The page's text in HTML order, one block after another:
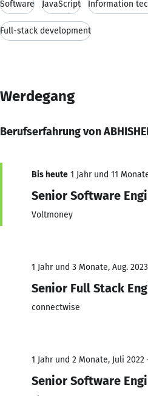
Software JavaScript Information
Full-stack development
Werdegang
Berufserfahrung von
Bis heute 1 Jahr und 11
Senior Software
Voltmoney
1 Jahr und 3 Monate, Aug.
Senior Full Stack
connectwise
1 Jahr und 2 Monate, Juli 2022
Senior Software